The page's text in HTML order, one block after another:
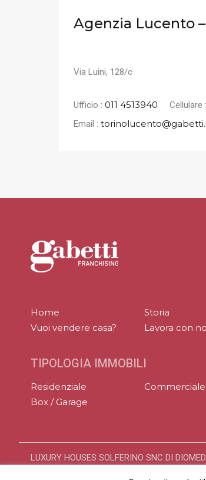
Agenzia Lucento
Via Luini, 128/c
Ufficio : 011 4513940 Cellulare :
Email :
Home
Storia
Vuoi vendere casa?
Lavora con
TIPOLOGIA IMMOBILI
Residenziale
Commerciale
Box / Garage
LUXURY HOUSES SOLFERINO SNC DI